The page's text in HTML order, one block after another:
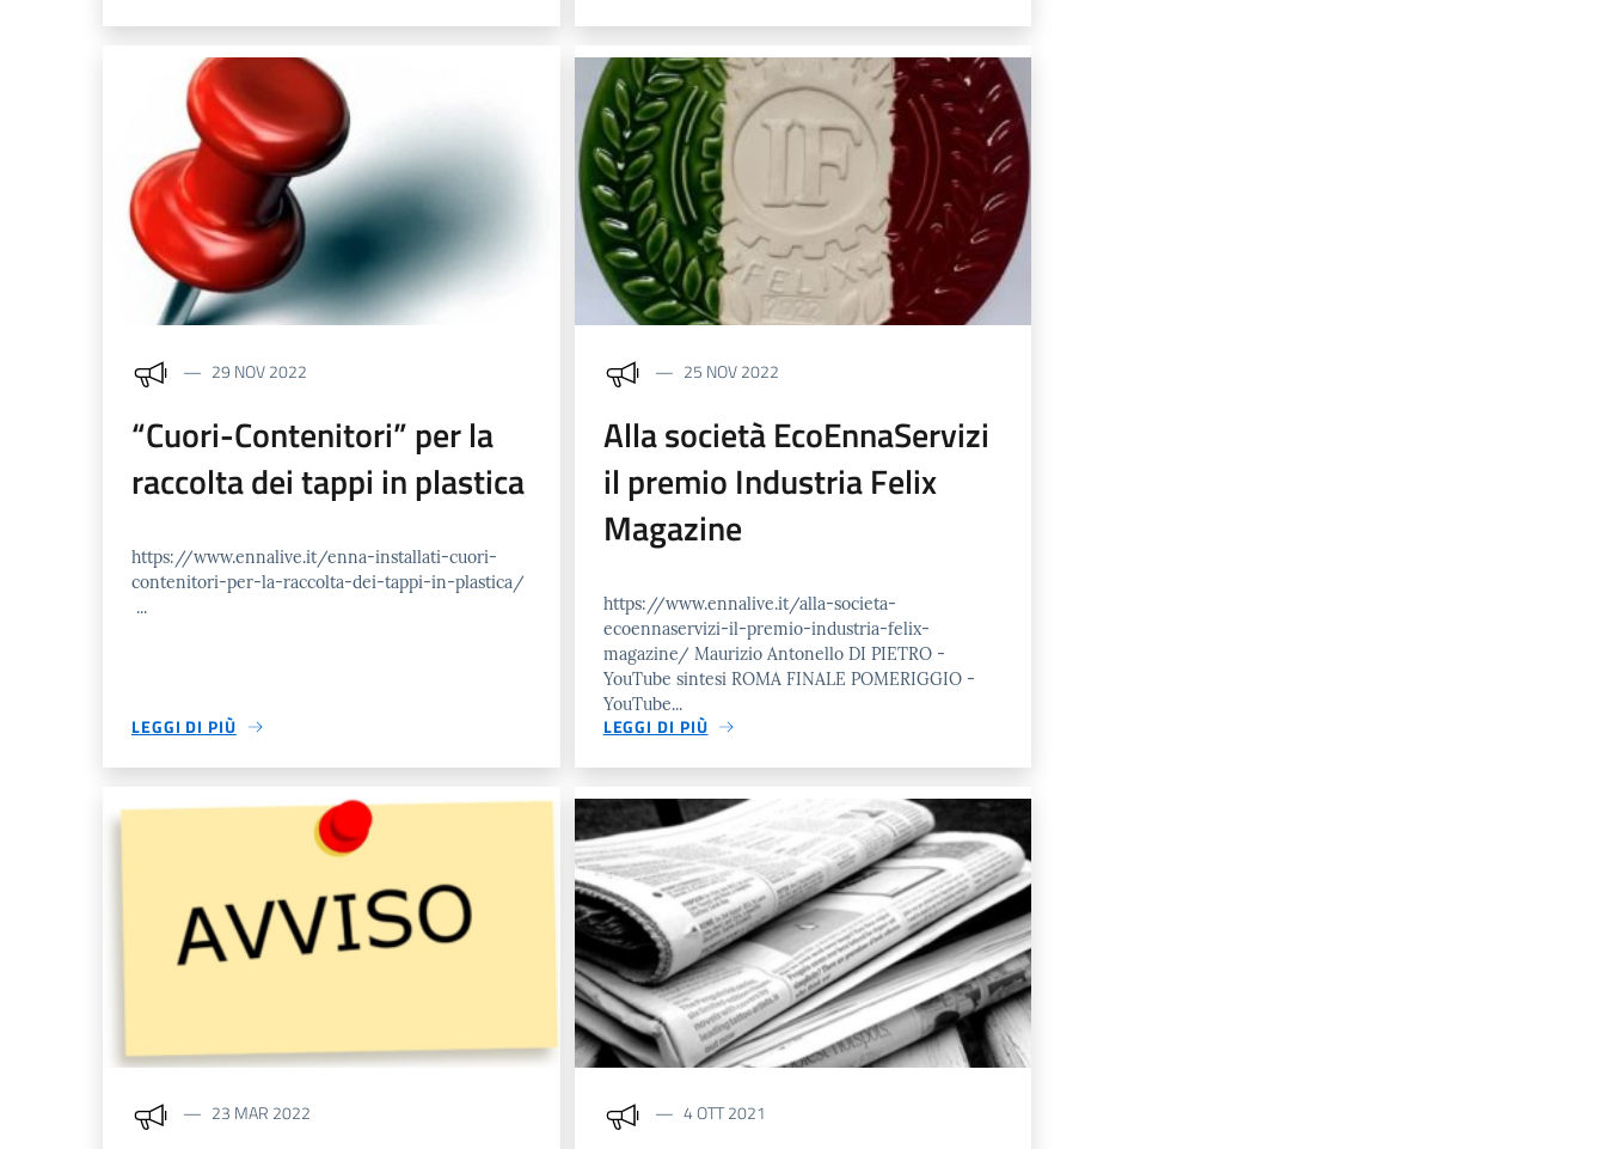
29 NOV 2022
“Cuori-Contenitori” per la
raccolta dei tappi in plastica
https://www.ennalive.it/enna-installati-cuori-
contenitori-per-la-raccolta-dei-tappi-in-plastica/
...
LEGGI DI PIÙ
25 NOV 2022
Alla società EcoEnnaServizi
il premio Industria Felix
Magazine
https://www.ennalive.it/alla-societa-
ecoennaservizi-il-premio-industria-felix-
magazine/ Maurizio Antonello DI PIETRO -
YouTube sintesi ROMA FINALE POMERIGGIO -
YouTube...
LEGGI DI PIÙ
23 MAR 2022 4 OTT 2021